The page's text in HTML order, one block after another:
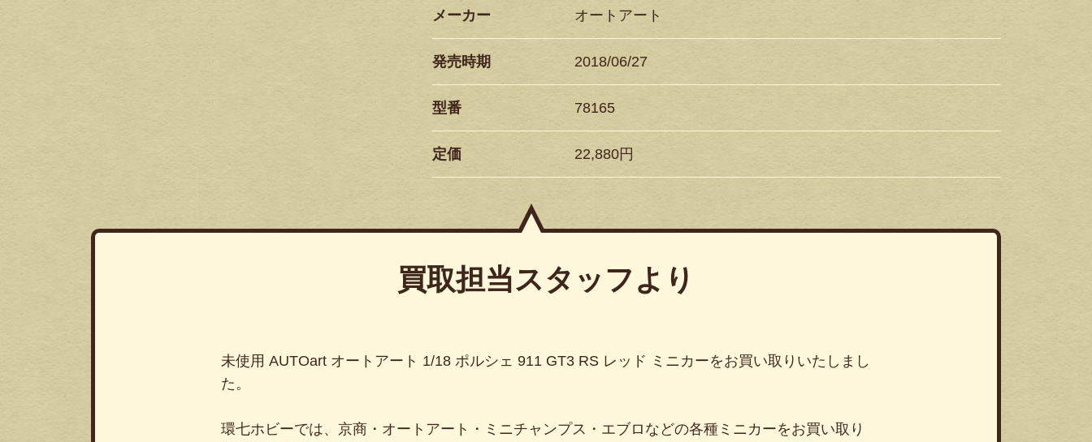
メーカー オートアート
発売時期 2018/06/27
型番 78165
定価 22,880円
買取担当スタッフより
未使用 AUTOart オートアート 1/18 ポルシェ 911 GT3 RS レッド ミニカーをお買い取りいたしまし
た。
環七ホビーでは、京商・オートアート・ミニチャンプス・エブロなどの各種ミニカーをお買い取り